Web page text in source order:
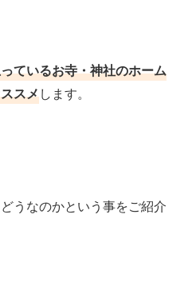
ているお寺・神社のホーム
スメします。
うなのかという事をご紹介